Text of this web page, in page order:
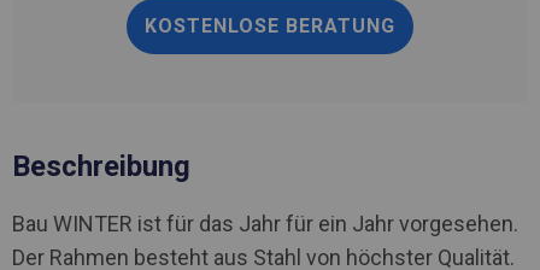
KOSTENLOSE BERATUNG
Beschreibung
Bau WINTER ist für das Jahr für ein Jahr vorgesehen.
Der Rahmen besteht aus Stahl von höchster Qualität.